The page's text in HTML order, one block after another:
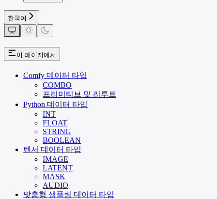
한국어
이 페이지에서
Comfy 데이터 타입
COMBO
프리미티브 및 리루트
Python 데이터 타입
INT
FLOAT
STRING
BOOLEAN
텐서 데이터 타입
IMAGE
LATENT
MASK
AUDIO
맞춤형 샘플링 데이터 타입